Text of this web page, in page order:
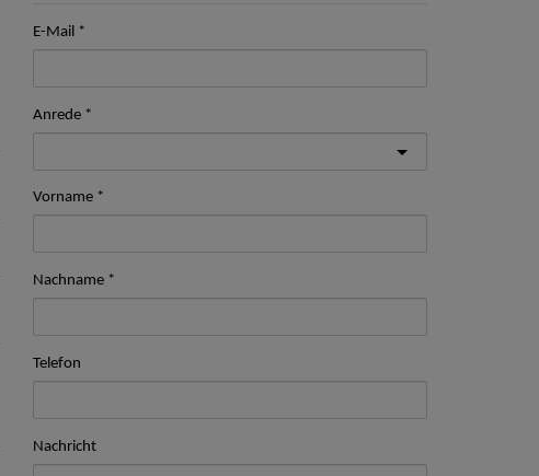
E-Mail
Anrede
Vorname
Nachname
Telefon
Nachricht